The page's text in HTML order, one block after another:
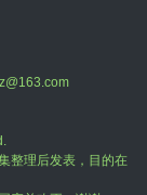
整理后发表，目的在